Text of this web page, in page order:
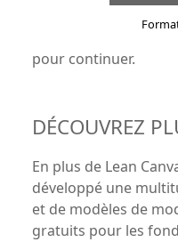
pour continuer.
DÉCOUVREZ
En plus de Lean
développé une
et de modèles de
gratuits pour les